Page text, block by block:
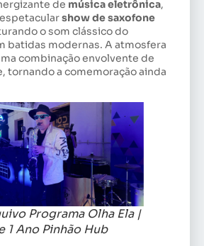
de música eletrônica,
show de saxofone
o som clássico do
batidas modernas. A atmosfera
combinação envolvente de
tornando a comemoração ainda
Programa Olha Ela |
1 Ano Pinhão Hub